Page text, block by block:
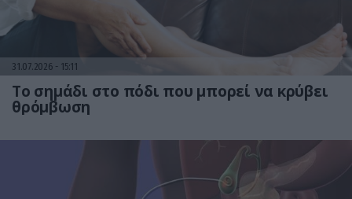
31.07.2026 15:11
Το σημάδι στο πόδι που μπορεί να κρύβει
θρόμβωση